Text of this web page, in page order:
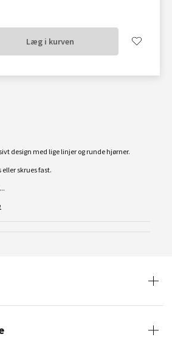
Læg i kurven
design med lige linjer og runde hjørner.
skrues fast.